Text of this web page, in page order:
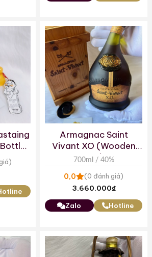
Armagnac Saint
Vivant XO (Wooden
Box)
700ml / 40%
0,0 (0 đánh giá)
3.660.000₫
Zalo Hotline